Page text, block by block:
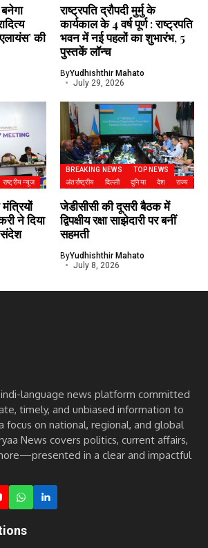
की
राष्ट्रपति द्रौपदी मुर्मु के
कार्यकाल के 4 वर्ष पूर्ण : राष्ट्रपति
भवन में नई पहलों का शुभारंभ, 5
पुस्तकें लॉन्च
ByYudhishthir Mahato
July 29, 2026
राष्ट्रीय न्यूज
ने दिया
संदेश
BREAKING NEWS
TOP NEWS
अंतर्राष्ट्रीय
दिल्ली दुनिया देश राज्य
जेडीसीसी की दूसरी बैठक में
द्विपक्षीय रक्षा साझेदारी पर बनीं
सहमती
ByYudhishthir Mahato
July 8, 2026
language news platform committed
timely, and unbiased information to
focus on national, regional, and global
News covers politics, current affairs,
in a clear and impactful